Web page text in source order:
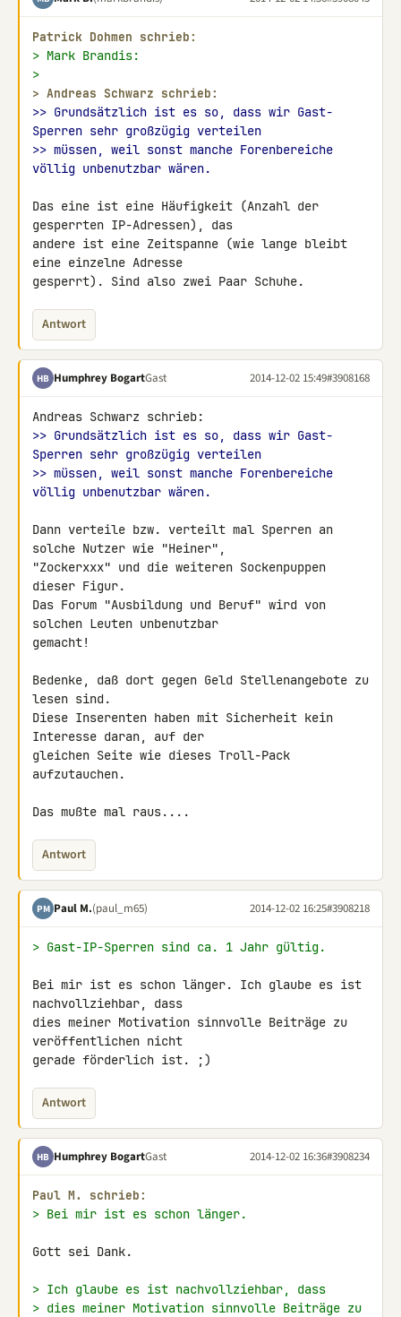
Patrick Dohmen schrieb:
> Mark Brandis:
>
> Andreas Schwarz schrieb:
>> Grundsätzlich ist es so, dass wir Gast-
Sperren sehr großzügig verteilen
>> müssen, weil sonst manche Forenbereiche
völlig unbenutzbar wären.
Das eine ist eine Häufigkeit (Anzahl der
gesperrten IP-Adressen), das
andere ist eine Zeitspanne (wie lange bleibt
eine einzelne Adresse
gesperrt). Sind also zwei Paar Schuhe.
Antwort
HB Humphrey BogartGast 2014-12-02 15:49#3908168
>> Grundsätzlich ist es so, dass wir Gast-
Sperren sehr großzügig verteilen
>> müssen, weil sonst manche Forenbereiche
völlig unbenutzbar wären.
Dann verteile bzw. verteilt mal Sperren an
solche Nutzer wie "Heiner",
"Zockerxxx" und die weiteren Sockenpuppen
dieser Figur.
Das Forum "Ausbildung und Beruf" wird von
solchen Leuten unbenutzbar
gemacht!
Bedenke, daß dort gegen Geld Stellenangebote zu
lesen sind.
Diese Inserenten haben mit Sicherheit kein
Interesse daran, auf der
gleichen Seite wie dieses Troll-Pack
aufzutauchen.
Das mußte mal raus....
Antwort
PM Paul M.(paul_m65) 2014-12-02 16:25#3908218
> Gast-IP-Sperren sind ca. 1 Jahr gültig.
Bei mir ist es schon länger. Ich glaube es ist
nachvollziehbar, dass
dies meiner Motivation sinnvolle Beiträge zu
veröffentlichen nicht
gerade förderlich ist. ;)
Antwort
HB Humphrey BogartGast 2014-12-02 16:36#3908234
Paul M. schrieb:
> Bei mir ist es schon länger.
Gott sei Dank.
> Ich glaube es ist nachvollziehbar, dass
> dies meiner Motivation sinnvolle Beiträge zu